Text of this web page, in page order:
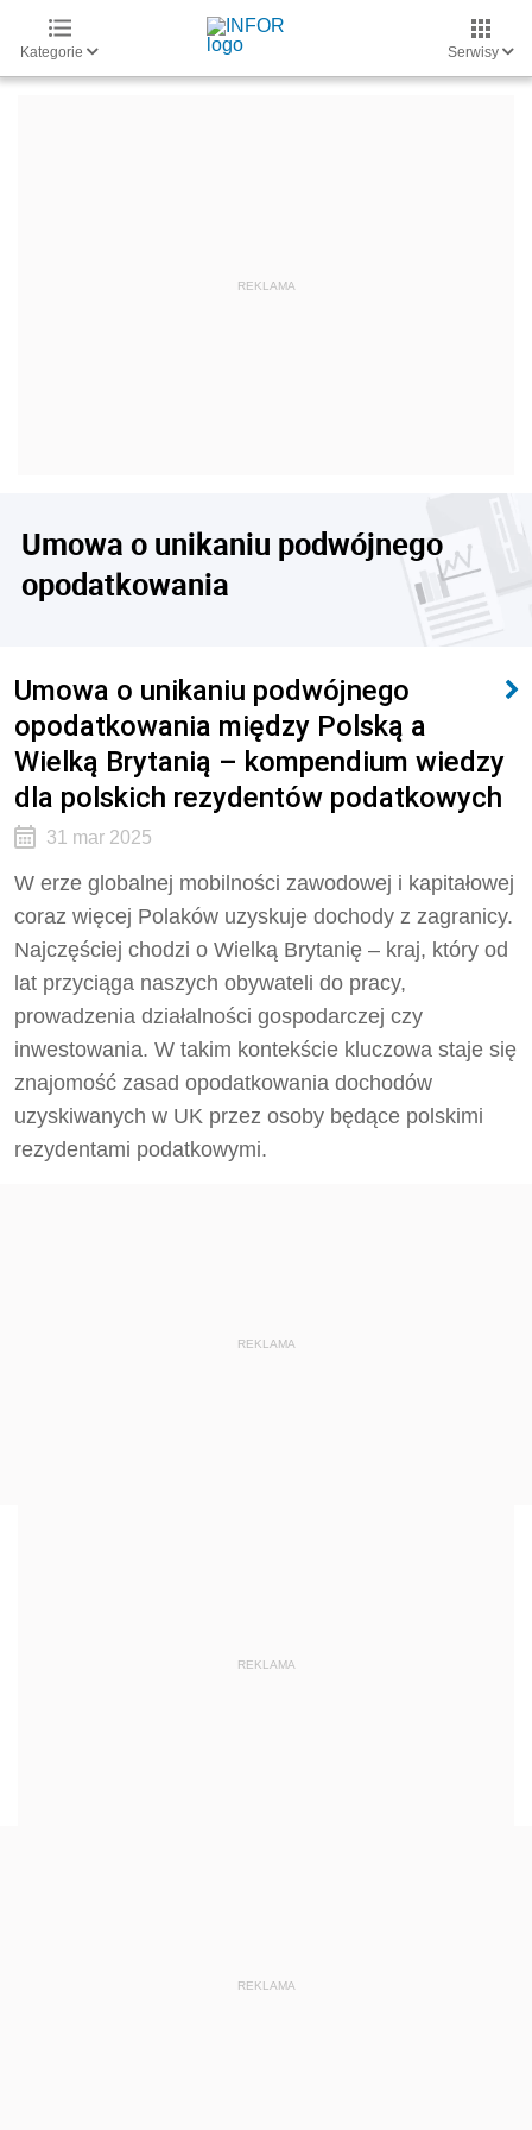
Kategorie Serwisy
Umowa o unikaniu podwójnego
opodatkowania
Umowa o unikaniu podwójnego
opodatkowania między Polską a
Wielką Brytanią – kompendium wiedzy
dla polskich rezydentów podatkowych
31 mar 2025
W erze globalnej mobilności zawodowej i kapitałowej
coraz więcej Polaków uzyskuje dochody z zagranicy.
Najczęściej chodzi o Wielką Brytanię – kraj, który od
lat przyciąga naszych obywateli do pracy,
prowadzenia działalności gospodarczej czy
inwestowania. W takim kontekście kluczowa staje się
znajomość zasad opodatkowania dochodów
uzyskiwanych w UK przez osoby będące polskimi
rezydentami podatkowymi.
REKLAMA
REKLAMA
REKLAMA